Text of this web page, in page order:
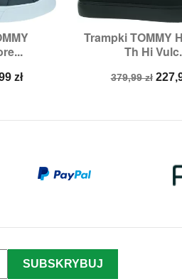
zł
Trampki TOMMY
Th Hi
Cena
379,99 zł
Szybki
Rozmiary: